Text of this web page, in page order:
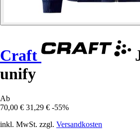
Craft
unify
Ab
70,00 € 31,29 € -55%
inkl. MwSt. zzgl. Versandkosten